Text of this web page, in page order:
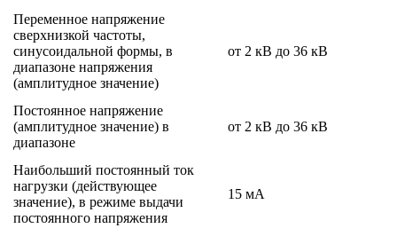
Переменное напряжение
сверхнизкой частоты,
синусоидальной формы, в
диапазоне напряжения
(амплитудное значение)
от 2 кВ до 36 кВ
Постоянное напряжение
(амплитудное значение) в
диапазоне
от 2 кВ до 36 кВ
Наибольший постоянный ток
нагрузки (действующее
значение), в режиме выдачи
постоянного напряжения
15 мА